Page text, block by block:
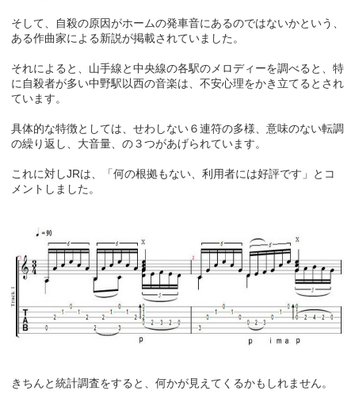
そして、自殺の原因がホームの発車音にあるのではないかという、
ある作曲家による新説が掲載されていました。
それによると、山手線と中央線の各駅のメロディーを調べると、特
に自殺者が多い中野駅以西の音楽は、不安心理をかき立てるとされ
ています。
具体的な特徴としては、せわしない６連符の多様、意味のない転調
の繰り返し、大音量、の３つがあげられています。
これに対しJRは、「何の根拠もない、利用者には好評です」とコ
メントしました。
きちんと統計調査をすると、何かが見えてくるかもしれません。